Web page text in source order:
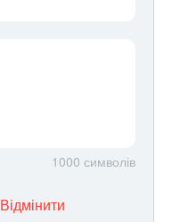
1000 символів
Відмінити